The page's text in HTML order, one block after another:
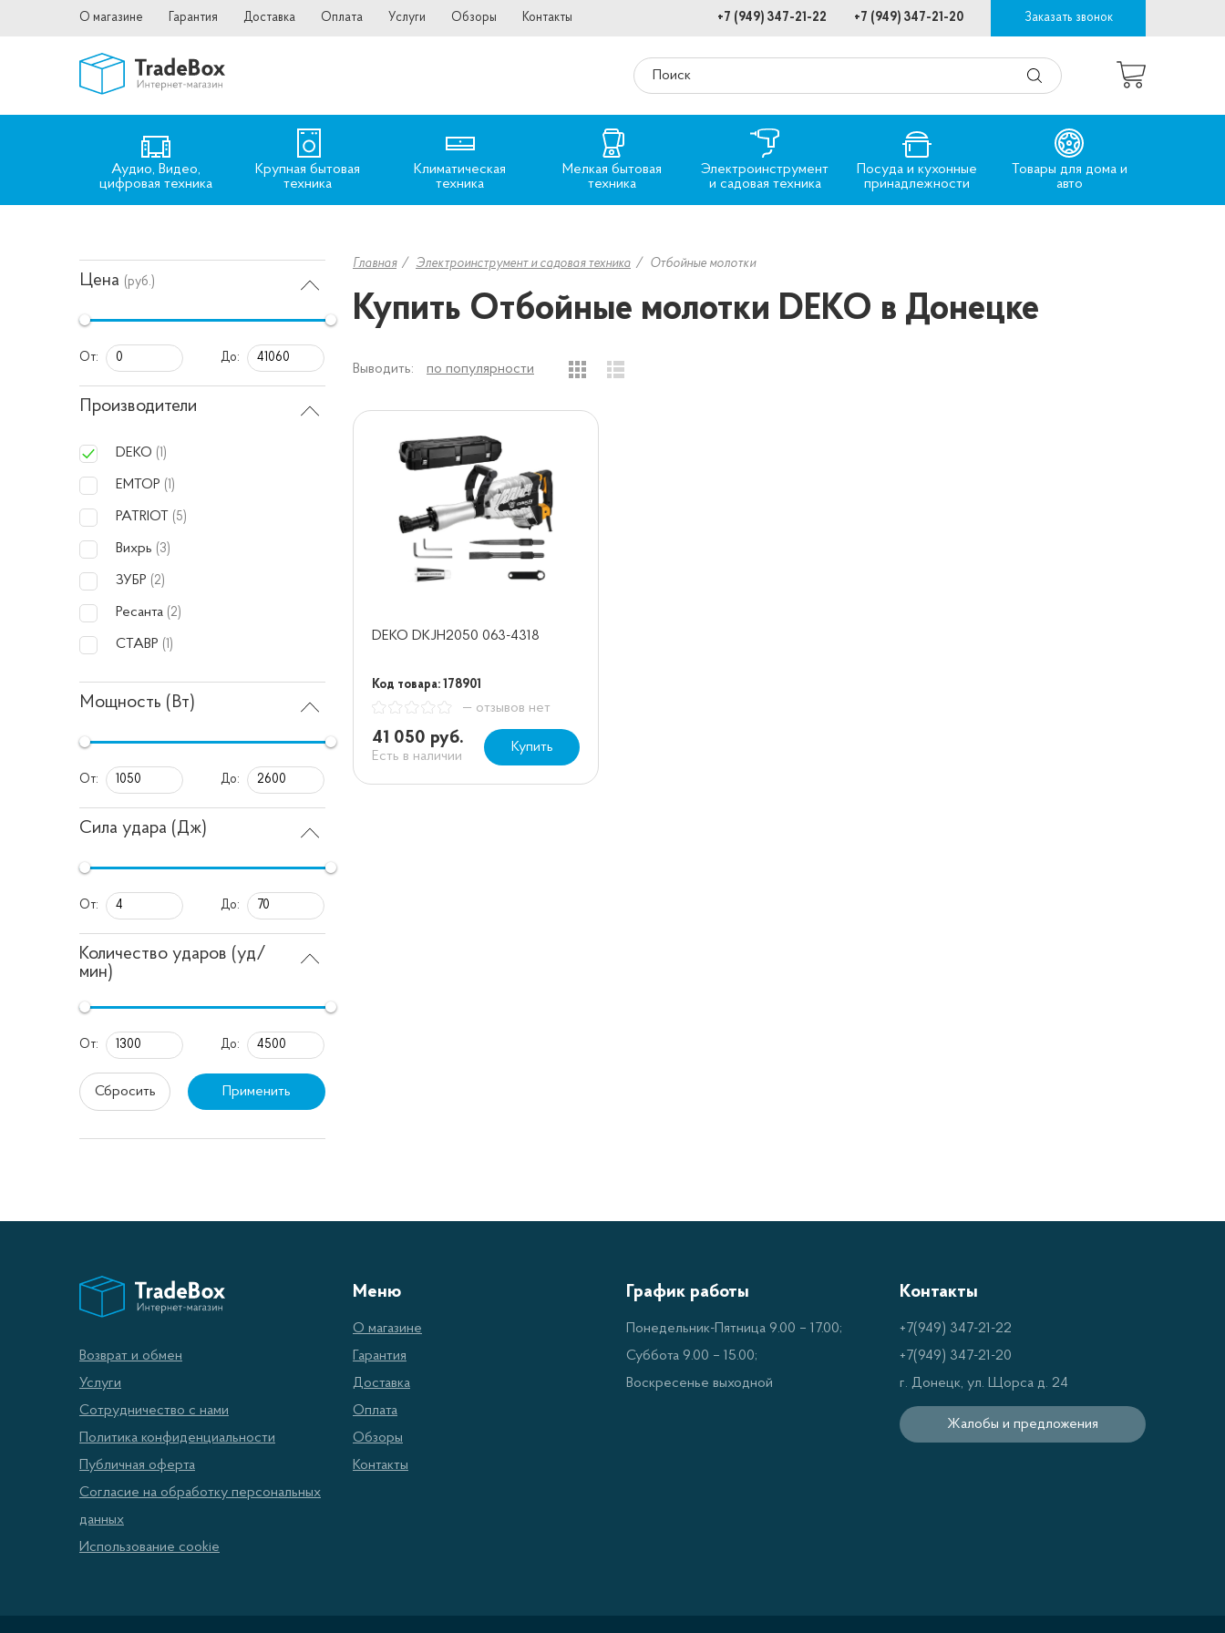
О магазине Гарантия Доставка Оплата Услуги Обзоры Контакты Заказать звонок
+7 (949) 347-21-20
+7 (949) 347-21-22
Аудио, Видео,
цифровая техника
Крупная бытовая
техника
Климатическая
техника
Мелкая бытовая
техника
Электроинструмент
и садовая техника
Посуда и кухонные
принадлежности
Товары для дома и
авто
Цена (руб.)
От: До:
Производители
DEKO (1)
EMTOP (1)
PATRIOT (5)
Вихрь (3)
ЗУБР (2)
Ресанта (2)
СТАВР (1)
Мощность (Вт)
От: До:
Сила удара (Дж)
От: До:
Количество ударов (уд/
мин)
От: До:
Сбросить Применить
Главная Электроинструмент и садовая техника Отбойные молотки
Купить Отбойные молотки DEKO в Донецке
Выводить: по популярности
DEKO DKJH2050 063-4318
Код товара: 178901
— отзывов нет
41 050 руб.
Есть в наличии
Купить
Возврат и обмен
Услуги
Сотрудничество с нами
Политика конфиденциальности
Публичная оферта
Согласие на обработку персональных
данных
Использование cookie
Меню
О магазине
Гарантия
Доставка
Оплата
Обзоры
Контакты
График работы
Понедельник-Пятница 9.00 – 17.00;
Суббота 9.00 – 15.00;
Воскресенье выходной
Контакты
+7(949) 347-21-22
+7(949) 347-21-20
г. Донецк, ул. Щорса д. 24
Жалобы и предложения